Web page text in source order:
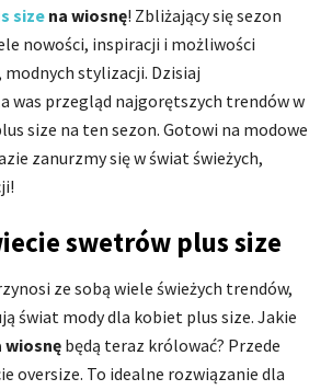
sizena wiosnę! Zbliżający się sezon
nowości, inspiracji i możliwości
stylizacji. Dzisiaj
was przegląd najgorętszych trendów w
size na ten sezon. Gotowi na modowe
zanurzmy się w świat świeżych,
swetrów plus size
ze sobą wiele świeżych trendów,
świat mody dla kobiet plus size. Jakie
wiosnębędą teraz królować? Przede
oversize. To idealne rozwiązanie dla